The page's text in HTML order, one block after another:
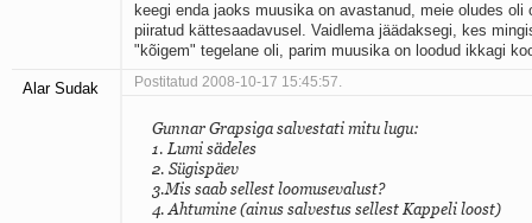
keegi enda jaoks muusika on avastanud, meie oludes oli
piiratud kättesaadavusel. Vaidlema jäädaksegi, kes
"kõigem" tegelane oli, parim muusika on loodud ikkagi
Alar Sudak Postitatud 2008-10-17 15:45:57.
Gunnar Grapsiga salvestati mitu lugu:
1. Lumi sädeles
2. Sügispäev
3.Mis saab sellest loomusevalust?
4. Ahtumine (ainus salvestus sellest Kappeli loost)